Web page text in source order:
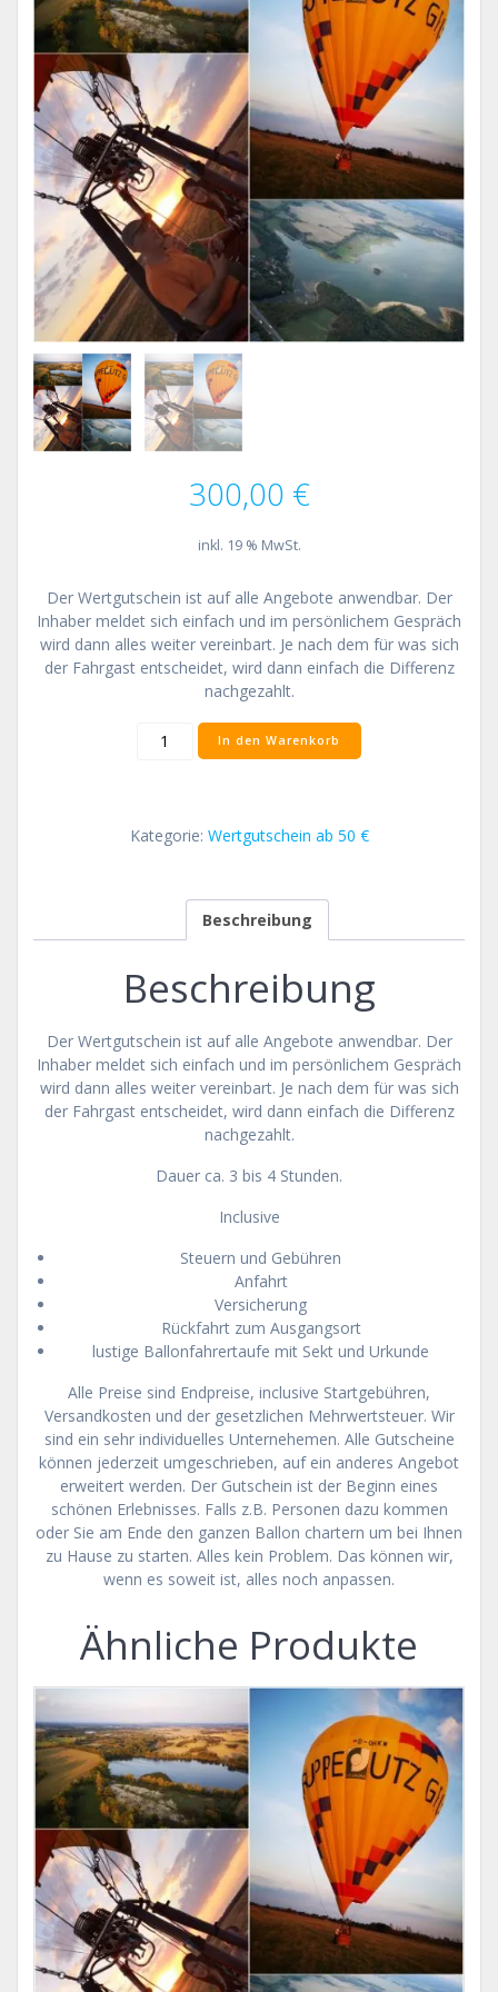
300,00 €
inkl. 19 % MwSt.
Der Wertgutschein ist auf alle Angebote anwendbar. Der
Inhaber meldet sich einfach und im persönlichem Gespräch
wird dann alles weiter vereinbart. Je nach dem für was sich
der Fahrgast entscheidet, wird dann einfach die Differenz
nachgezahlt.
WertgutscheinIn den Warenkorb
Kategorie: Wertgutschein ab 50 €
Beschreibung
Beschreibung
Der Wertgutschein ist auf alle Angebote anwendbar. Der
Inhaber meldet sich einfach und im persönlichem Gespräch
wird dann alles weiter vereinbart. Je nach dem für was sich
der Fahrgast entscheidet, wird dann einfach die Differenz
nachgezahlt.
Dauer ca. 3 bis 4 Stunden.
Inclusive
Steuern und Gebühren
Anfahrt
Versicherung
Rückfahrt zum Ausgangsort
lustige Ballonfahrertaufe mit Sekt und Urkunde
Alle Preise sind Endpreise, inclusive Startgebühren,
Versandkosten und der gesetzlichen Mehrwertsteuer. Wir
sind ein sehr individuelles Unternehemen. Alle Gutscheine
können jederzeit umgeschrieben, auf ein anderes Angebot
erweitert werden. Der Gutschein ist der Beginn eines
schönen Erlebnisses. Falls z.B. Personen dazu kommen
oder Sie am Ende den ganzen Ballon chartern um bei Ihnen
zu Hause zu starten. Alles kein Problem. Das können wir,
wenn es soweit ist, alles noch anpassen.
Ähnliche Produkte